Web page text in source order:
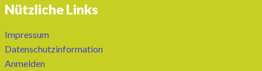
Nützliche Links
Impressum
Datenschutzinformation
Anmelden